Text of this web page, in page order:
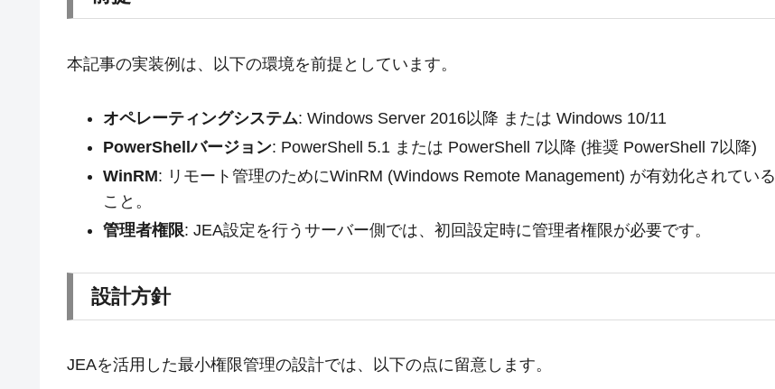
本記事の実装例は、以下の環境を前提としています。
オペレーティングシステム: Windows Server 2016以降 または Windows 10/11
PowerShellバージョン: PowerShell 5.1 または PowerShell 7以降 (推奨 PowerShell 7以降)
WinRM: リモート管理のためにWinRM (Windows Remote Management) が有効化されている
こと。
管理者権限: JEA設定を行うサーバー側では、初回設定時に管理者権限が必要です。
設計方針
JEAを活用した最小権限管理の設計では、以下の点に留意します。